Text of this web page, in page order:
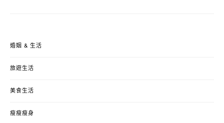
婚姻 & 生活
旅遊生活
美食生活
瘦瘦瘦身